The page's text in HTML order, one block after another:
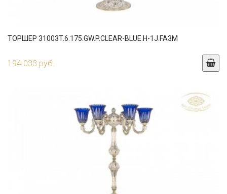
ТОРШЕР 31003T.6.175.GW.P.CLEAR-BLUE.H-1J.FA3M
194 033 руб.